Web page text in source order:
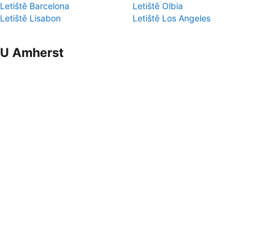
Letiště Barcelona
Letiště Olbia
Letiště Lisabon
Letiště Los Angeles
U Amherst